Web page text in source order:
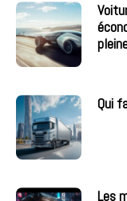
Qui
Les